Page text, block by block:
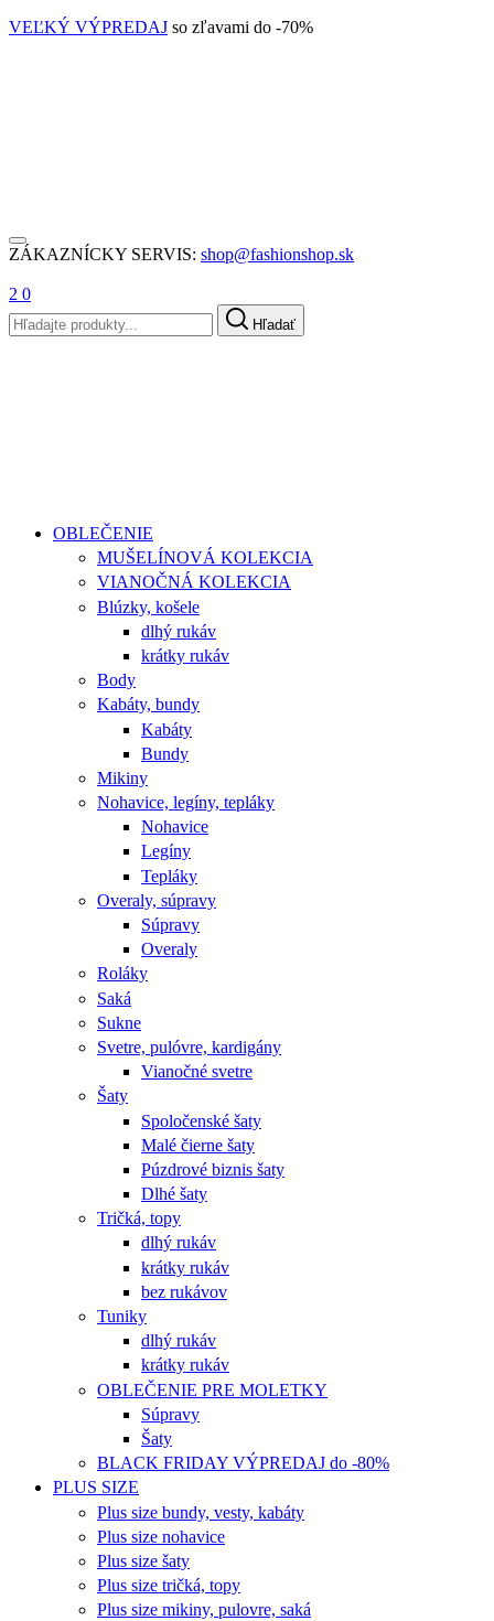
VEĽKÝ VÝPREDAJ so zľavami do -70%
ZÁKAZNÍCKY SERVIS: shop@fashionshop.sk
2 0
Hľadať
OBLEČENIE
MUŠELÍNOVÁ KOLEKCIA
VIANOČNÁ KOLEKCIA
Blúzky, košele
dlhý rukáv
krátky rukáv
Body
Kabáty, bundy
Kabáty
Bundy
Mikiny
Nohavice, legíny, tepláky
Nohavice
Legíny
Tepláky
Overaly, súpravy
Súpravy
Overaly
Roláky
Saká
Sukne
Svetre, pulóvre, kardigány
Vianočné svetre
Šaty
Spoločenské šaty
Malé čierne šaty
Púzdrové biznis šaty
Dlhé šaty
Tričká, topy
dlhý rukáv
krátky rukáv
bez rukávov
Tuniky
dlhý rukáv
krátky rukáv
OBLEČENIE PRE MOLETKY
Súpravy
Šaty
BLACK FRIDAY VÝPREDAJ do -80%
PLUS SIZE
Plus size bundy, vesty, kabáty
Plus size nohavice
Plus size šaty
Plus size tričká, topy
Plus size mikiny, pulovre, saká